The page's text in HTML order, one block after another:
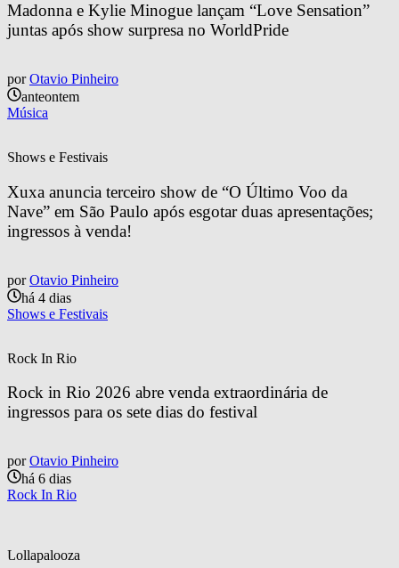
Madonna e Kylie Minogue lançam “Love Sensation”
juntas após show surpresa no WorldPride
por Otavio Pinheiro
anteontem
Música
Shows e Festivais
Xuxa anuncia terceiro show de “O Último Voo da
Nave” em São Paulo após esgotar duas apresentações;
ingressos à venda!
por Otavio Pinheiro
há 4 dias
Shows e Festivais
Rock In Rio
Rock in Rio 2026 abre venda extraordinária de
ingressos para os sete dias do festival
por Otavio Pinheiro
há 6 dias
Rock In Rio
Lollapalooza